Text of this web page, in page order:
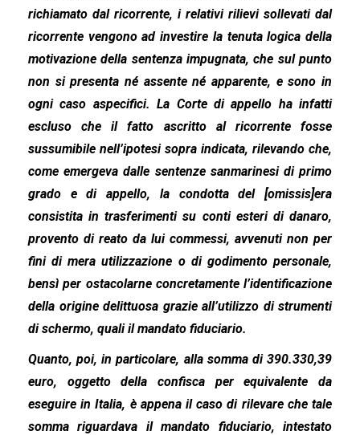
richiamato dal ricorrente, i relativi rilievi sollevati dal
ricorrente vengono ad investire la tenuta logica della
motivazione della sentenza impugnata, che sul punto
non si presenta né assente né apparente, e sono in
ogni caso aspecifici. La Corte di appello ha infatti
escluso che il fatto ascritto al ricorrente fosse
sussumibile nell’ipotesi sopra indicata, rilevando che,
come emergeva dalle sentenze sanmarinesi di primo
grado e di appello, la condotta del [omissis]era
consistita in trasferimenti su conti esteri di danaro,
provento di reato da lui commessi, avvenuti non per
fini di mera utilizzazione o di godimento personale,
bensì per ostacolarne concretamente l’identificazione
della origine delittuosa grazie all’utilizzo di strumenti
di schermo, quali il mandato fiduciario.
Quanto, poi, in particolare, alla somma di 390.330,39
euro, oggetto della confisca per equivalente da
eseguire in Italia, è appena il caso di rilevare che tale
somma riguardava il mandato fiduciario, intestato